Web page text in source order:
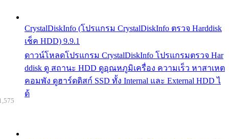
CrystalDiskInfo (โปรแกรม CrystalDiskInfo ตรวจ Harddisk
เช็ค HDD) 9.9.1
ดาวน์โหลดโปรแกรม CrystalDiskInfo โปรแกรมตรวจ Har
ddisk ดู สถานะ HDD ดูอุณหภูมิเครื่อง ความเร็ว หาสาเหต
คอมพัง ดูฮาร์ดดิสก์ SSD ทั้ง Internal และ External HDD ไ
ด้